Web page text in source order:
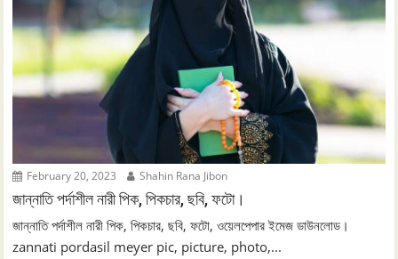
February 20, 2023 Shahin Rana Jibon
জান্নাতি পর্দাশীল নারী পিক, পিকচার, ছবি, ফটো।
জান্নাতি পর্দাশীল নারী পিক, পিকচার, ছবি, ফটো, ওয়েলপেপার ইমেজ ডাউনলোড।
zannati pordasil meyer pic, picture, photo,...